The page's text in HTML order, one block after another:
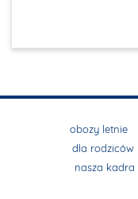
obozy letnie
dla rodziców
nasza kadra